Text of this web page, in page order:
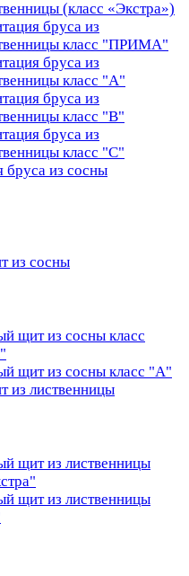
(класс «Экстра»)
бруса из
класс "ПРИМА"
бруса из
класс "А"
бруса из
класс "B"
бруса из
класс "C"
бруса из сосны
из сосны
щит из сосны класс
щит из сосны класс "А"
из лиственницы
щит из лиственницы
щит из лиственницы